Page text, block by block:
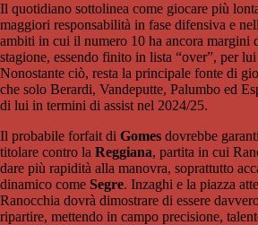
Il quotidiano sottolinea come giocare più
maggiori responsabilità in fase difensiva e
ambiti in cui il numero 10 ha ancora margini
stagione, essendo finito in lista “over”, per
Nonostante ciò, resta la principale fonte di
che solo Berardi, Vandeputte, Palumbo ed
di lui in termini di assist nel 2024/25.
Il probabile forfait di Gomes dovrebbe
titolare contro la Reggiana, partita in cui
dare più rapidità alla manovra, soprattutto
dinamico come Segre. Inzaghi e la piazza
Ranocchia dovrà dimostrare di essere
ripartire, mettendo in campo precisione,